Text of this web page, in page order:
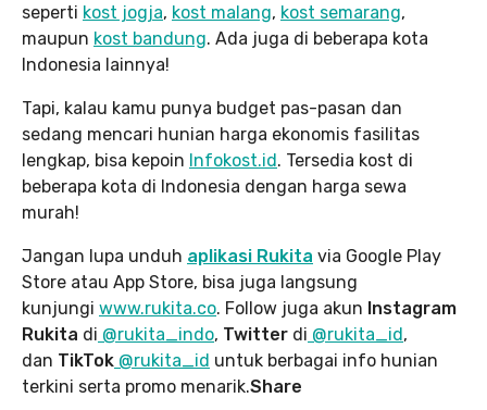
seperti kost jogja, kost malang, kost semarang,
maupun kost bandung. Ada juga di beberapa kota
Indonesia lainnya!
Tapi, kalau kamu punya budget pas-pasan dan
sedang mencari hunian harga ekonomis fasilitas
lengkap, bisa kepoin Infokost.id. Tersedia kost di
beberapa kota di Indonesia dengan harga sewa
murah!
Jangan lupa unduh aplikasi Rukita via Google Play
Store atau App Store, bisa juga langsung
kunjungi www.rukita.co. Follow juga akun Instagram
Rukita di @rukita_indo, Twitter di @rukita_id,
dan TikTok @rukita_id untuk berbagai info hunian
terkini serta promo menarik.Share